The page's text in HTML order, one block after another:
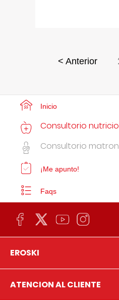
< Anterior
Inicio
Consultorio
Consultorio
¡Me apunto!
Faqs
EROSKI
ATENCION AL CLIENTE